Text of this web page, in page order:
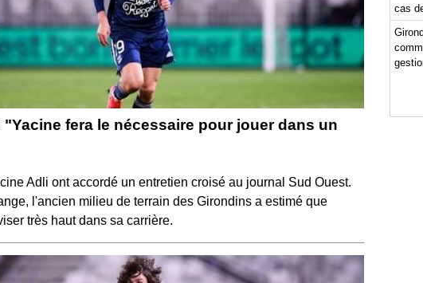
fera le nécessaire pour jouer dans un
Adli ont accordé un entretien croisé au journal Sud Ouest.
l'ancien milieu de terrain des Girondins a estimé que
très haut dans sa carrière.
cas